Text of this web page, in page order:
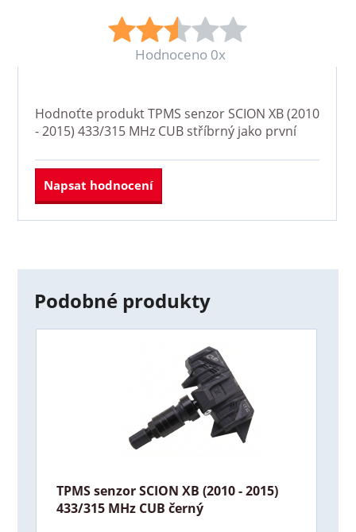
Hodnoceno 0x
Hodnoťte produktTPMS senzor SCION XB (2010
- 2015) 433/315 MHz CUB stříbrnýjako první
Napsat hodnocení
Podobné produkty
TPMS senzor SCION XB (2010 - 2015)
433/315 MHz CUB černý